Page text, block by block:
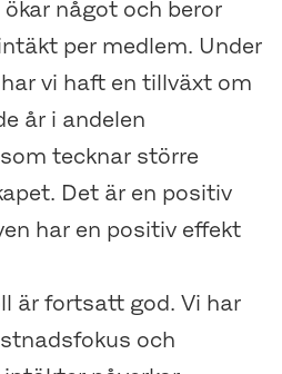
något och beror
per medlem. Under
vi haft en tillväxt om
år i andelen
tecknar större
Det är en positiv
har en positiv effekt
är fortsatt god. Vi har
och